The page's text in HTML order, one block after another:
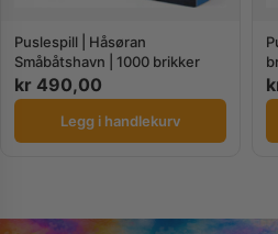
Puslespill | Håsøran
Småbåtshavn | 1000 brikker
kr 490,00
Legg i handlekurv